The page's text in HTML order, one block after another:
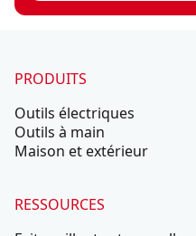
PRODUITS
Outils électriques
Outils à main
Maison et extérieur
RESSOURCES